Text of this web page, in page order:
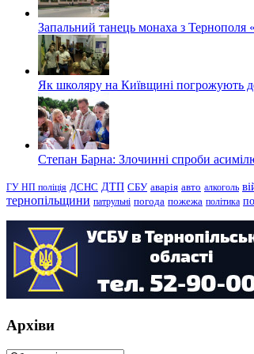
Запальний танець монаха з Тернополя
Як школяру на Київщині погрожують
Степан Барна: Злочинні спроби
ГУ НП поліція ДСНС ДТП СБУ аварія авто алкоголь
тернопільщини патрульні погода пожежа політика
Архіви